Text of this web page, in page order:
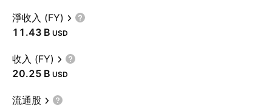
淨收入 (FY)
‪11.43 B‬ USD
收入 (FY)
‪20.25 B‬ USD
流通股